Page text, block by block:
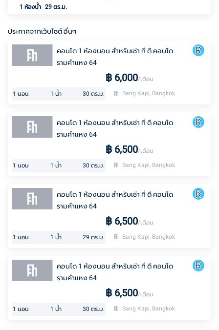
1 ห้องน้ำ 29 ตร.ม.
ประกาศจากเว็บไซต์ อื่นๆ
คอนโด 1 ห้องนอน สำหรับเช่า ที่ ดี คอนโด
รามคำแหง 64
฿ 6,000/เดือน
1 นอน 1 น้ำ 30 ตร.ม. Bang Kapi, Bangkok
คอนโด 1 ห้องนอน สำหรับเช่า ที่ ดี คอนโด
รามคำแหง 64
฿ 6,500/เดือน
1 นอน 1 น้ำ 30 ตร.ม. Bang Kapi, Bangkok
คอนโด 1 ห้องนอน สำหรับเช่า ที่ ดี คอนโด
รามคำแหง 64
฿ 6,500/เดือน
1 นอน 1 น้ำ 29 ตร.ม. Bang Kapi, Bangkok
คอนโด 1 ห้องนอน สำหรับเช่า ที่ ดี คอนโด
รามคำแหง 64
฿ 6,500/เดือน
1 นอน 1 น้ำ 30 ตร.ม. Bang Kapi, Bangkok